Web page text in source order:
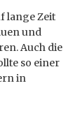
lange Zeit
und
Auch die
so einer
in